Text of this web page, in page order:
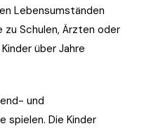
Lebensumständen
Schulen, Ärzten oder
über Jahre
und
spielen. Die Kinder